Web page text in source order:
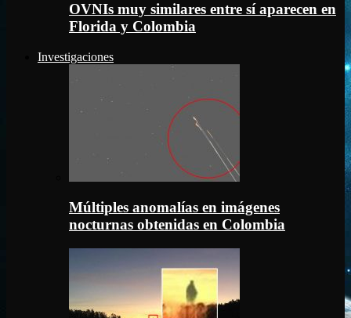
OVNIs muy similares entre sí aparecen en
Florida y Colombia
Investigaciones
Múltiples anomalías en imágenes
nocturnas obtenidas en Colombia